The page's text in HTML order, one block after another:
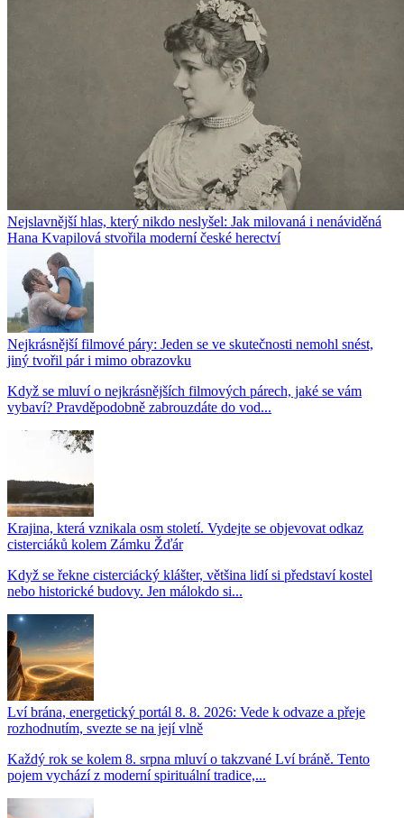
Nejslavnější hlas, který nikdo neslyšel: Jak milovaná i nenáviděná
Hana Kvapilová stvořila moderní české herectví
Nejkrásnější filmové páry: Jeden se ve skutečnosti nemohl snést,
jiný tvořil pár i mimo obrazovku
Když se mluví o nejkrásnějších filmových párech, jaké se vám
vybaví? Pravděpodobně zabrouzdáte do vod...
Krajina, která vznikala osm století. Vydejte se objevovat odkaz
cisterciáků kolem Zámku Žďár
Když se řekne cisterciácký klášter, většina lidí si představí kostel
nebo historické budovy. Jen málokdo si...
Lví brána, energetický portál 8. 8. 2026: Vede k odvaze a přeje
rozhodnutím, svezte se na její vlně
Každý rok se kolem 8. srpna mluví o takzvané Lví bráně. Tento
pojem vychází z moderní spirituální tradice,...